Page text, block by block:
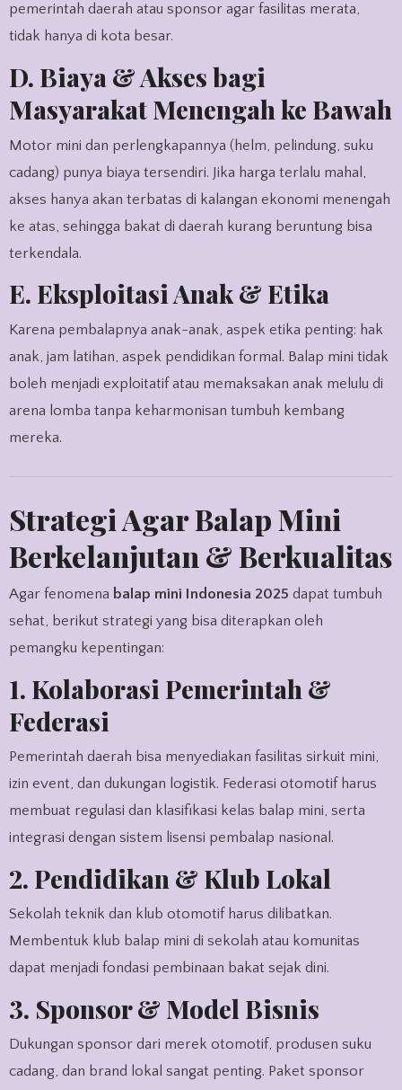
pemerintah daerah atau sponsor agar fasilitas merata,
tidak hanya di kota besar.
D. Biaya & Akses bagi
Masyarakat Menengah ke Bawah
Motor mini dan perlengkapannya (helm, pelindung, suku
cadang) punya biaya tersendiri. Jika harga terlalu mahal,
akses hanya akan terbatas di kalangan ekonomi menengah
ke atas, sehingga bakat di daerah kurang beruntung bisa
terkendala.
E. Eksploitasi Anak & Etika
Karena pembalapnya anak-anak, aspek etika penting: hak
anak, jam latihan, aspek pendidikan formal. Balap mini tidak
boleh menjadi exploitatif atau memaksakan anak melulu di
arena lomba tanpa keharmonisan tumbuh kembang
mereka.
Strategi Agar Balap Mini
Berkelanjutan & Berkualitas
Agar fenomena balap mini Indonesia 2025 dapat tumbuh
sehat, berikut strategi yang bisa diterapkan oleh
pemangku kepentingan:
1. Kolaborasi Pemerintah &
Federasi
Pemerintah daerah bisa menyediakan fasilitas sirkuit mini,
izin event, dan dukungan logistik. Federasi otomotif harus
membuat regulasi dan klasifikasi kelas balap mini, serta
integrasi dengan sistem lisensi pembalap nasional.
2. Pendidikan & Klub Lokal
Sekolah teknik dan klub otomotif harus dilibatkan.
Membentuk klub balap mini di sekolah atau komunitas
dapat menjadi fondasi pembinaan bakat sejak dini.
3. Sponsor & Model Bisnis
Dukungan sponsor dari merek otomotif, produsen suku
cadang, dan brand lokal sangat penting. Paket sponsor